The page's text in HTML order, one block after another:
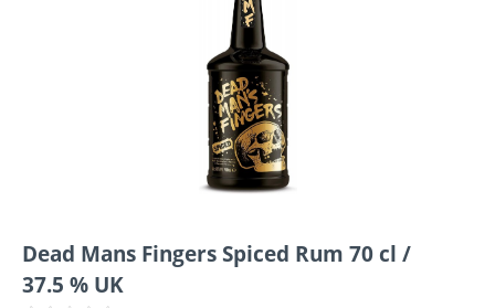
Dead Mans Fingers Spiced Rum 70 cl /
37.5 % UK